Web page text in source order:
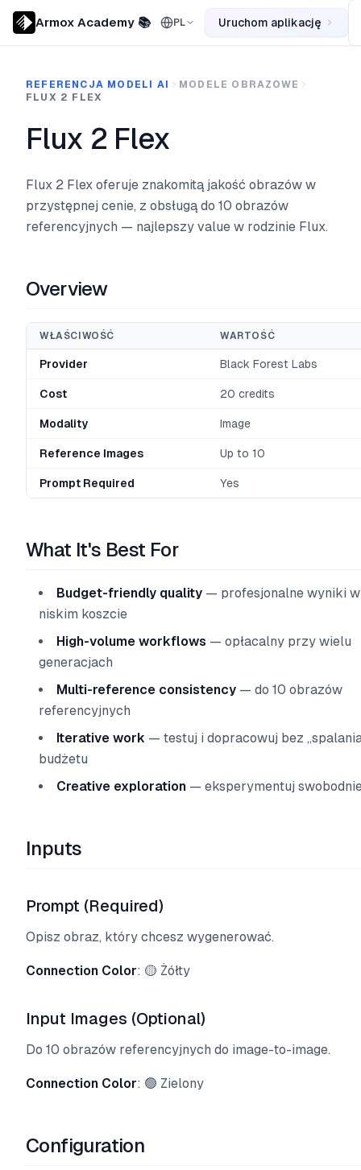
Armox Academy 📚 PL Uruchom aplikację
REFERENCJA MODELI AI
MODELE OBRAZOWE
FLUX 2 FLEX
Flux 2 Flex
Flux 2 Flex oferuje znakomitą jakość obrazów w
przystępnej cenie, z obsługą do 10 obrazów
referencyjnych — najlepszy value w rodzinie Flux.
Overview
WŁAŚCIWOŚĆ WARTOŚĆ
Provider Black Forest Labs
Cost 20 credits
Modality Image
Reference Images Up to 10
Prompt Required Yes
What It's Best For
Budget-friendly quality — profesjonalne wyniki w
niskim koszcie
High-volume workflows — opłacalny przy wielu
generacjach
Multi-reference consistency — do 10 obrazów
referencyjnych
Iterative work — testuj i dopracowuj bez
budżetu
Creative exploration — eksperymentuj
Inputs
Prompt (Required)
Opisz obraz, który chcesz wygenerować.
Connection Color: 🟡 Żółty
Input Images (Optional)
Do 10 obrazów referencyjnych do image-to-image.
Connection Color: 🟢 Zielony
Configuration